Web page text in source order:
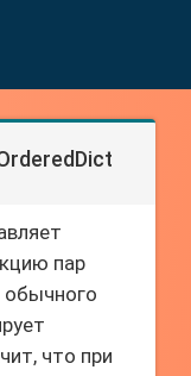
пар
обычного
что при